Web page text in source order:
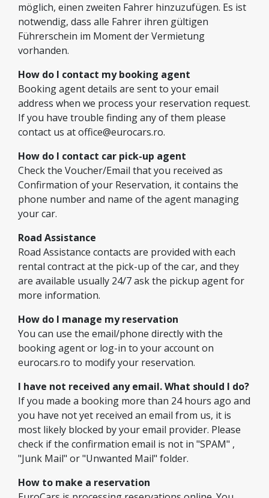
möglich, einen zweiten Fahrer hinzuzufügen. Es ist
notwendig, dass alle Fahrer ihren gültigen
Führerschein im Moment der Vermietung
vorhanden.
How do I contact my booking agent
Booking agent details are sent to your email
address when we process your reservation request.
If you have trouble finding any of them please
contact us atoffice@eurocars.ro.
How do I contact car pick-up agent
Check the Voucher/Email that you received as
Confirmation of your Reservation, it contains the
phone number and name of the agent managing
your car.
Road Assistance
Road Assistance contacts are provided with each
rental contract at the pick-up of the car, and they
are available usually 24/7 ask the pickup agent for
more information.
How do I manage my reservation
You can use the email/phone directly with the
booking agent or log-in to your account on
eurocars.ro to modify your reservation.
I have not received any email. What should I do?
If you made a booking more than 24 hours ago and
you have not yet received an email from us, it is
most likely blocked by your email provider. Please
check if the confirmation email is not in "SPAM" ,
"Junk Mail" or "Unwanted Mail" folder.
How to make a reservation